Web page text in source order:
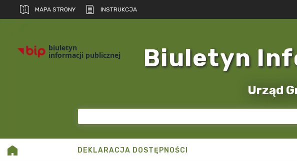
MAPA STRONY INSTRUKCJA
biuletyn
informacji publicznej Biuletyn
Urząd
DEKLARACJA DOSTĘPNOŚCI